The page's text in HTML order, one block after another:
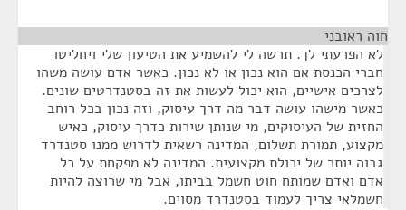
חוה ראובני
לא הפרעתי לך. תרשה לי להשמיע את הטיעון שלי ויחליטו
חברי הכנסת אם הוא נכון או לא נכון. כאשר אדם עושה משהו
לצרכים אישיים, הוא יכול לעשות את זה בסטנדרטים שונים.
כאשר מישהו עושה דבר מה דרך עיסוק, וזה נכון בכל רוחב
החזית של העיסוקים, מי שנותן שירות כדרך עיסוק, כאיש
מקצוע, תמורת תשלום, המדינה רשאית לדרוש ממנו סטנדרד
גבוה יותר של יכולת מקצועית. המדינה לא מפקחת על כל
אדם ואדם שמותח חוט חשמל בביתו, אבל מי שרוצה להיות
חשמלאי צריך לעמוד בסטנדרד מסוים.